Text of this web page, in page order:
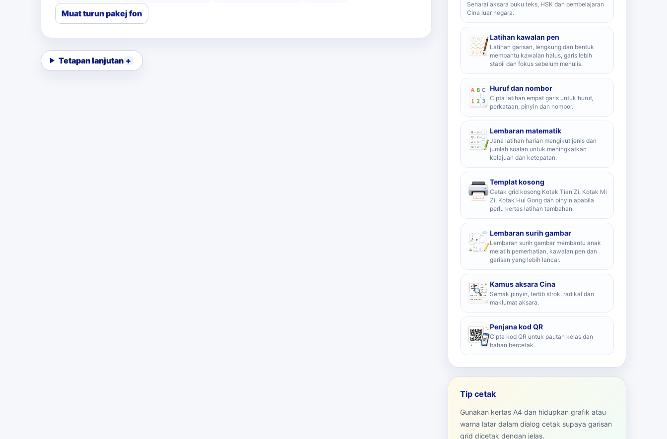
Muat turun pakej fon
Tetapan lanjutan
Senarai aksara buku teks, HSK dan pembelajaran
Cina luar negara.
Latihan kawalan pen
Latihan garisan, lengkung dan bentuk
membantu kawalan halus, garis lebih
stabil dan fokus sebelum menulis.
Huruf dan nombor
Cipta latihan empat garis untuk huruf,
perkataan, pinyin dan nombor.
Lembaran matematik
Jana latihan harian mengikut jenis dan
jumlah soalan untuk meningkatkan
kelajuan dan ketepatan.
Templat kosong
Cetak grid kosong Kotak Tian Zi, Kotak Mi
Zi, Kotak Hui Gong dan pinyin apabila
perlu kertas latihan tambahan.
Lembaran surih gambar
Lembaran surih gambar membantu anak
melatih pemerhatian, kawalan pen dan
garisan yang lebih lancar.
Kamus aksara Cina
Semak pinyin, tertib strok, radikal dan
maklumat aksara.
Penjana kod QR
Cipta kod QR untuk pautan kelas dan
bahan bercetak.
Tip cetak
Gunakan kertas A4 dan hidupkan grafik atau
warna latar dalam dialog cetak supaya garisan
grid dicetak dengan jelas.